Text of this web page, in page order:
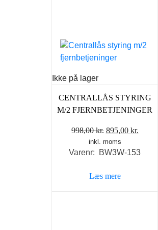
Ikke på lager
CENTRALLÅS STYRING
M/2 FJERNBETJENINGER
998,00kr. Den
oprindelige
pris
998,00 kr..
895,00 kr.
pris
inkl. moms
Varenr: BW3W-153
Læs mere